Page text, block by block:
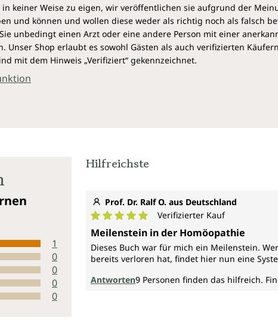
keiner Weise zu eigen, wir veröffentlichen sie aufgrund der
und können und wollen diese weder als richtig noch als falsch
unbedingt einen Arzt oder eine andere Person mit einer
Shop erlaubt es sowohl Gästen als auch verifizierten
mit dem Hinweis „Verifiziert“ gekennzeichnet.
1
0
0
0
0
Hilfreichste
Prof. Dr. Ralf O. aus Deutschland
Durchschnittliche Bewertung von 5 von 5
Verifizierter Kauf
Meilenstein in der Homöopathie
Dieses Buch war für mich ein Meilenstein.
bereits verloren hat, findet hier nun eine
Antworten9 Personen finden das hilfreich.